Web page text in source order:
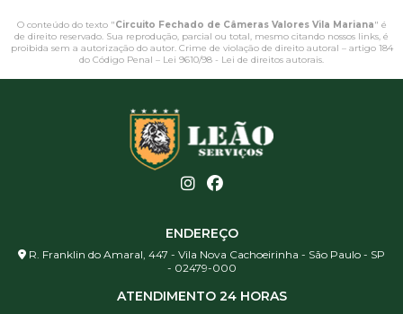
O conteúdo do texto "Circuito Fechado de Câmeras Valores Vila Mariana" é
de direito reservado. Sua reprodução, parcial ou total, mesmo citando nossos links, é
proibida sem a autorização do autor. Crime de violação de direito autoral – artigo 184
do Código Penal – Lei 9610/98 - Lei de direitos autorais.
ENDEREÇO
R. Franklin do Amaral, 447 - Vila Nova Cachoeirinha - São Paulo - SP
- 02479-000
ATENDIMENTO 24 HORAS